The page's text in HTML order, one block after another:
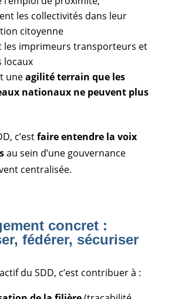
les collectivités dans leur
citoyenne
les imprimeurs transporteurs et
locaux
uneagilité terrain que les
nationaux ne peuvent plus
c’estfaire entendre la voix
au sein d’une gouvernance
centralisée.
concret :
fédérer, sécuriser
du SDD, c’est contribuer à :